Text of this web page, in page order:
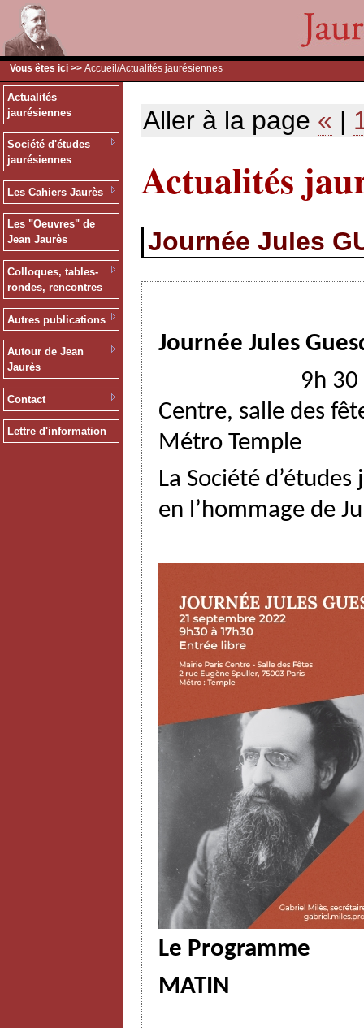
Vous êtes ici >> Accueil /Actualités jaurésiennes
Actualités
jaurésiennes
Société d'études
jaurésiennes
Les Cahiers Jaurès
Les "Oeuvres" de
Jean Jaurès
Colloques, tables-
rondes, rencontres
Autres publications
Autour de Jean
Jaurès
Contact
Lettre d'information
Aller à la page « |
Actualités
Journée Jules
Journée Jules
9h 30 à
Centre, salle des
Métro Temple
La Société
en l’hommage de
Le Programme
MATIN